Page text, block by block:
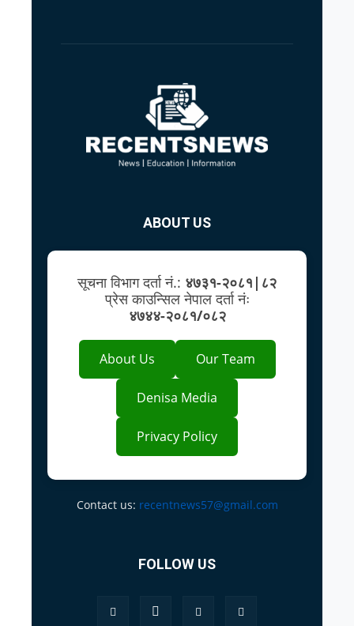
ABOUT US
सूचना विभाग दर्ता नं.: ४७३१-२०८१|८२
प्रेस काउन्सिल नेपाल दर्ता नंः
४७४४-२०८१/०८२
About Us Our Team
Denisa Media
Privacy Policy
Contact us: recentnews57@gmail.com
FOLLOW US